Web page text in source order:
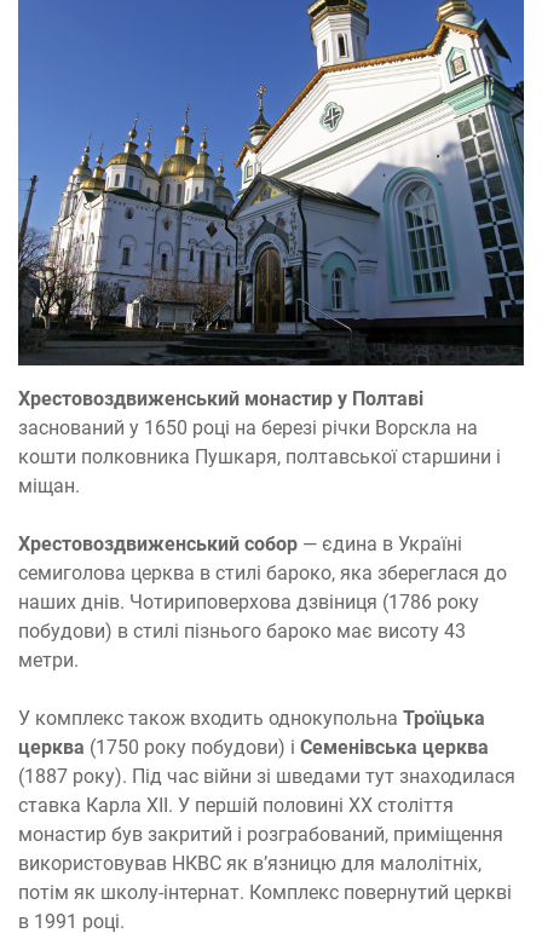
Хрестовоздвиженський монастир у Полтаві
заснований у 1650 році на березі річки Ворскла на
кошти полковника Пушкаря, полтавської старшини і
міщан.
Хрестовоздвиженський собор — єдина в Україні
семиголова церква в стилі бароко, яка збереглася до
наших днів. Чотириповерхова дзвіниця (1786 року
побудови) в стилі пізнього бароко має висоту 43
метри.
У комплекс також входить однокупольна Троїцька
церква (1750 року побудови) і Семенівська церква
(1887 року). Під час війни зі шведами тут знаходилася
ставка Карла XII. У першій половині XX століття
монастир був закритий і розграбований, приміщення
використовував НКВС як в’язницю для малолітніх,
потім як школу-інтернат. Комплекс повернутий церкві
в 1991 році.